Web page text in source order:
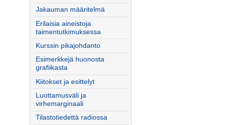
Jakauman määritelmä
Erilaisia aineistoja
taimentutkimuksessa
Kurssin pikajohdanto
Esimerkkejä huonosta
grafiikasta
Kiitokset ja esittelyt
Luottamusväli ja
virhemarginaali
Tilastotiedettä radiossa